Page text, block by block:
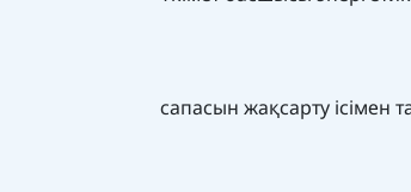
сапасын жақсарту ісімен